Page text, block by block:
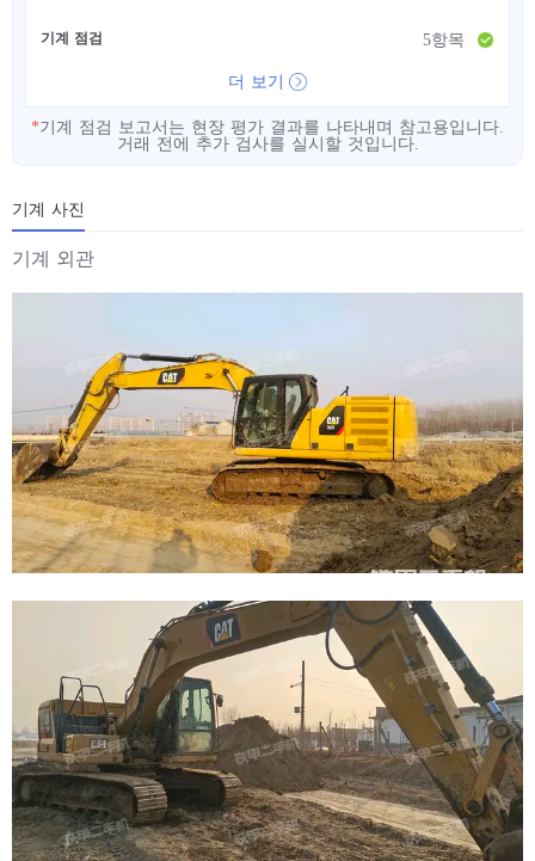
기계 점검 5항목
더 보기
*기계 점검 보고서는 현장 평가 결과를 나타내며 참고용입니다.
거래 전에 추가 검사를 실시할 것입니다.
기계 사진
기계 외관